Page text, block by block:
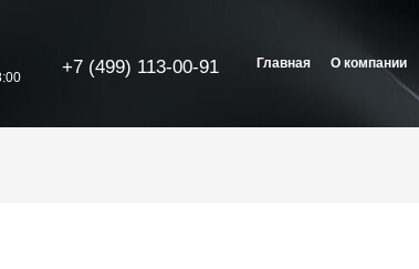
+7 (499) 113-00-91 Главная О компании